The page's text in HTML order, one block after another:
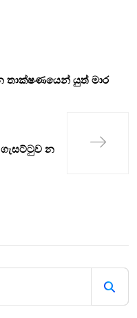
තාක්ෂණයෙන් යුත් මාර
න